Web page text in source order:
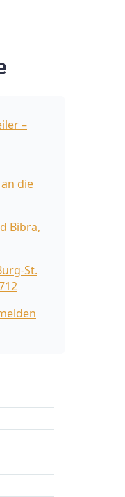
–
die
Bibra,
St.